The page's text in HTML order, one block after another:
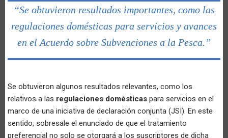
“Se obtuvieron resultados importantes, como las
regulaciones domésticas para servicios y avances
en el Acuerdo sobre Subvenciones a la Pesca.”
Se obtuvieron algunos resultados relevantes, como los
relativos a las regulaciones domésticas para servicios en el
marco de una iniciativa de declaración conjunta (JSI). En este
sentido, sobresale el enunciado de que el tratamiento
preferencial no solo se otorgará a los suscriptores de dicha